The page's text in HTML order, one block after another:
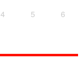
4 5 6